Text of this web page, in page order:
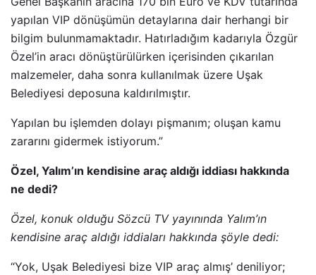
yapılan VIP dönüşümün detaylarına dair herhangi bir
bilgim bulunmamaktadır. Hatırladığım kadarıyla Özgür
Özel’in aracı dönüştürülürken içerisinden çıkarılan
malzemeler, daha sonra kullanılmak üzere Uşak
Belediyesi deposuna kaldırılmıştır.
Yapılan bu işlemden dolayı pişmanım; oluşan kamu
zararını gidermek istiyorum.”
Özel, Yalım’ın kendisine araç aldığı iddiası hakkında
ne dedi?
Özel, konuk olduğu Sözcü TV yayınında Yalım’ın
kendisine araç aldığı iddiaları hakkında şöyle dedi:
“Yok, Uşak Belediyesi bize VIP araç almış’ deniliyor;